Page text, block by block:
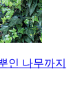
인 나무까지